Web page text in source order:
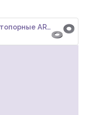
Шайбы стопорные ART 88124 с на